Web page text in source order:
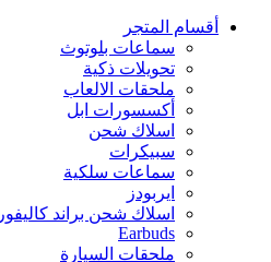
أقسام المتجر
سماعات بلوتوث
تحويلات ذكية
ملحقات الالعاب
أكسسورات ابل
اسلاك شحن
سبيكرات
سماعات سلكية
ايربودز
اسلاك شحن براند كاليفورا
Earbuds
ملحقات السيارة